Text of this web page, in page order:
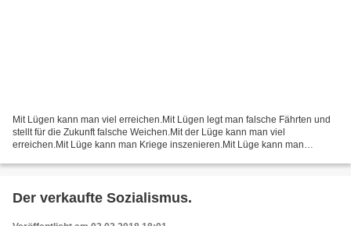
Mit Lügen kann man viel erreichen.Mit Lügen legt man falsche Fährten und
stellt für die Zukunft falsche Weichen.Mit der Lüge kann man viel
erreichen.Mit Lüge kann man Kriege inszenieren.Mit Lüge kann man
Der verkaufte Sozialismus.